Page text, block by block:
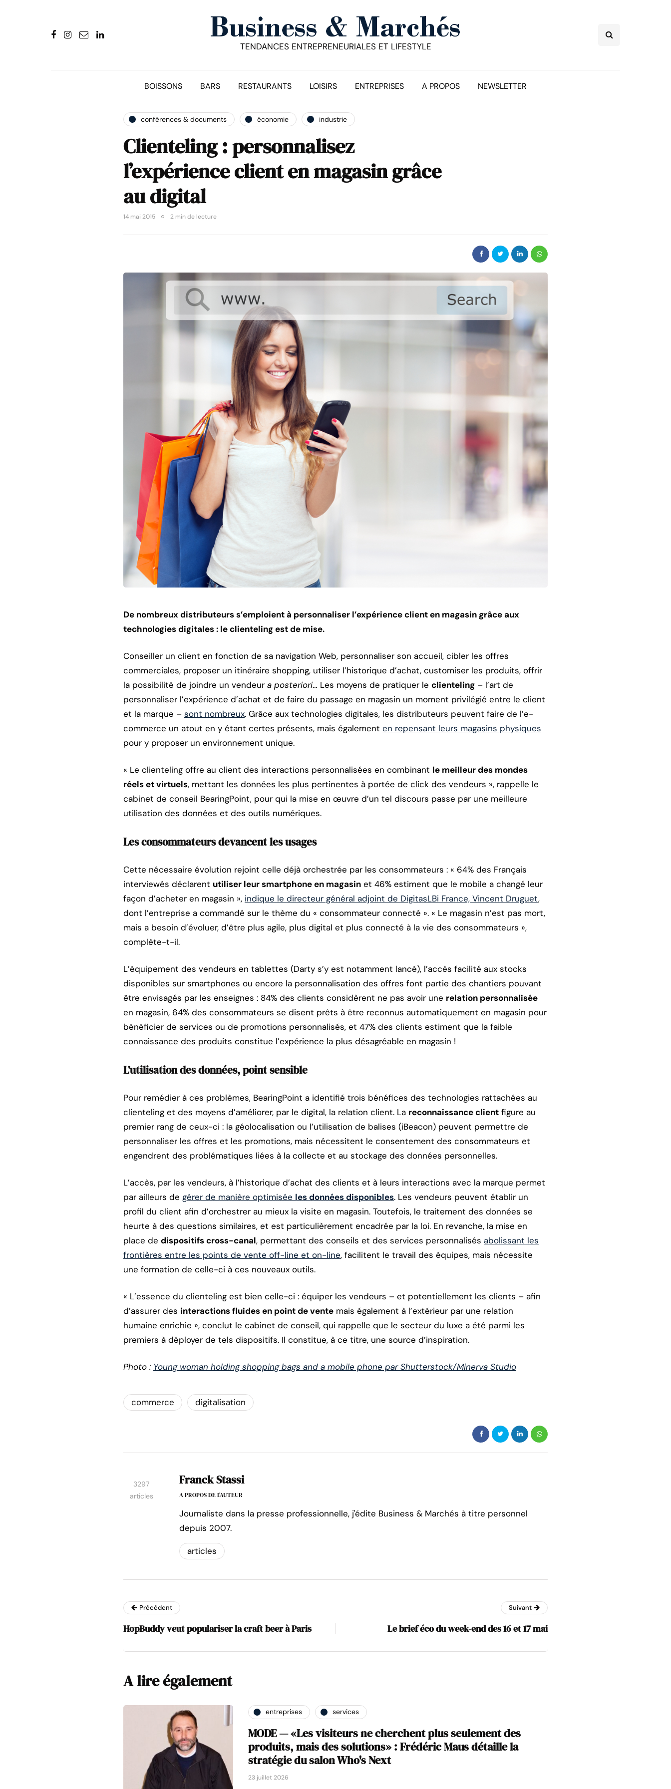
TENDANCES ENTREPRENEURIALES ET LIFESTYLE
BOISSONS BARS RESTAURANTS LOISIRS ENTREPRISES A PROPOS NEWSLETTER
conférences & documents économie industrie
Clienteling : personnalisez
l’expérience client en magasin grâce
au digital
14 mai 2015 2 min de lecture
De nombreux distributeurs s’emploient à personnaliser l’expérience client en magasin grâce aux
technologies digitales : le clienteling est de mise.
Conseiller un client en fonction de sa navigation Web, personnaliser son accueil, cibler les offres
commerciales, proposer un itinéraire shopping, utiliser l’historique d’achat, customiser les produits, offrir
la possibilité de joindre un vendeur a posteriori… Les moyens de pratiquer le clienteling – l’art de
personnaliser l’expérience d’achat et de faire du passage en magasin un moment privilégié entre le client
et la marque – sont nombreux. Grâce aux technologies digitales, les distributeurs peuvent faire de l’e-
commerce un atout en y étant certes présents, mais également en repensant leurs magasins physiques
pour y proposer un environnement unique.
« Le clienteling offre au client des interactions personnalisées en combinant le meilleur des mondes
réels et virtuels, mettant les données les plus pertinentes à portée de click des vendeurs », rappelle le
cabinet de conseil BearingPoint, pour qui la mise en œuvre d’un tel discours passe par une meilleure
utilisation des données et des outils numériques.
Les consommateurs devancent les usages
Cette nécessaire évolution rejoint celle déjà orchestrée par les consommateurs : « 64% des Français
interviewés déclarent utiliser leur smartphone en magasin et 46% estiment que le mobile a changé leur
façon d’acheter en magasin », indique le directeur général adjoint de DigitasLBi France, Vincent Druguet,
dont l’entreprise a commandé sur le thème du « consommateur connecté ». « Le magasin n’est pas mort,
mais a besoin d’évoluer, d’être plus agile, plus digital et plus connecté à la vie des consommateurs »,
complète-t-il.
L’équipement des vendeurs en tablettes (Darty s’y est notamment lancé), l’accès facilité aux stocks
disponibles sur smartphones ou encore la personnalisation des offres font partie des chantiers pouvant
être envisagés par les enseignes : 84% des clients considèrent ne pas avoir une relation personnalisée
en magasin, 64% des consommateurs se disent prêts à être reconnus automatiquement en magasin pour
bénéficier de services ou de promotions personnalisés, et 47% des clients estiment que la faible
connaissance des produits constitue l’expérience la plus désagréable en magasin !
L’utilisation des données, point sensible
Pour remédier à ces problèmes, BearingPoint a identifié trois bénéfices des technologies rattachées au
clienteling et des moyens d’améliorer, par le digital, la relation client. La reconnaissance client figure au
premier rang de ceux-ci : la géolocalisation ou l’utilisation de balises (iBeacon) peuvent permettre de
personnaliser les offres et les promotions, mais nécessitent le consentement des consommateurs et
engendrent des problématiques liées à la collecte et au stockage des données personnelles.
L’accès, par les vendeurs, à l’historique d’achat des clients et à leurs interactions avec la marque permet
par ailleurs de gérer de manière optimisée les données disponibles. Les vendeurs peuvent établir un
profil du client afin d’orchestrer au mieux la visite en magasin. Toutefois, le traitement des données se
heurte à des questions similaires, et est particulièrement encadrée par la loi. En revanche, la mise en
place de dispositifs cross-canal, permettant des conseils et des services personnalisés abolissant les
frontières entre les points de vente off-line et on-line, facilitent le travail des équipes, mais nécessite
une formation de celle-ci à ces nouveaux outils.
« L’essence du clienteling est bien celle-ci : équiper les vendeurs – et potentiellement les clients – afin
d’assurer des interactions fluides en point de vente mais également à l’extérieur par une relation
humaine enrichie », conclut le cabinet de conseil, qui rappelle que le secteur du luxe a été parmi les
premiers à déployer de tels dispositifs. Il constitue, à ce titre, une source d’inspiration.
Photo : Young woman holding shopping bags and a mobile phone par Shutterstock/Minerva Studio
commerce digitalisation
3297
articles
Franck Stassi
A PROPOS DE L'AUTEUR
Journaliste dans la presse professionnelle, j'édite Business & Marchés à titre personnel
depuis 2007.
articles
Précédent
HopBuddy veut populariser la craft beer à Paris
Suivant
Le brief éco du week-end des 16 et 17 mai
A lire également
entreprises services
MODE — «Les visiteurs ne cherchent plus seulement des
produits, mais des solutions» : Frédéric Maus détaille la
stratégie du salon Who's Next
23 juillet 2026